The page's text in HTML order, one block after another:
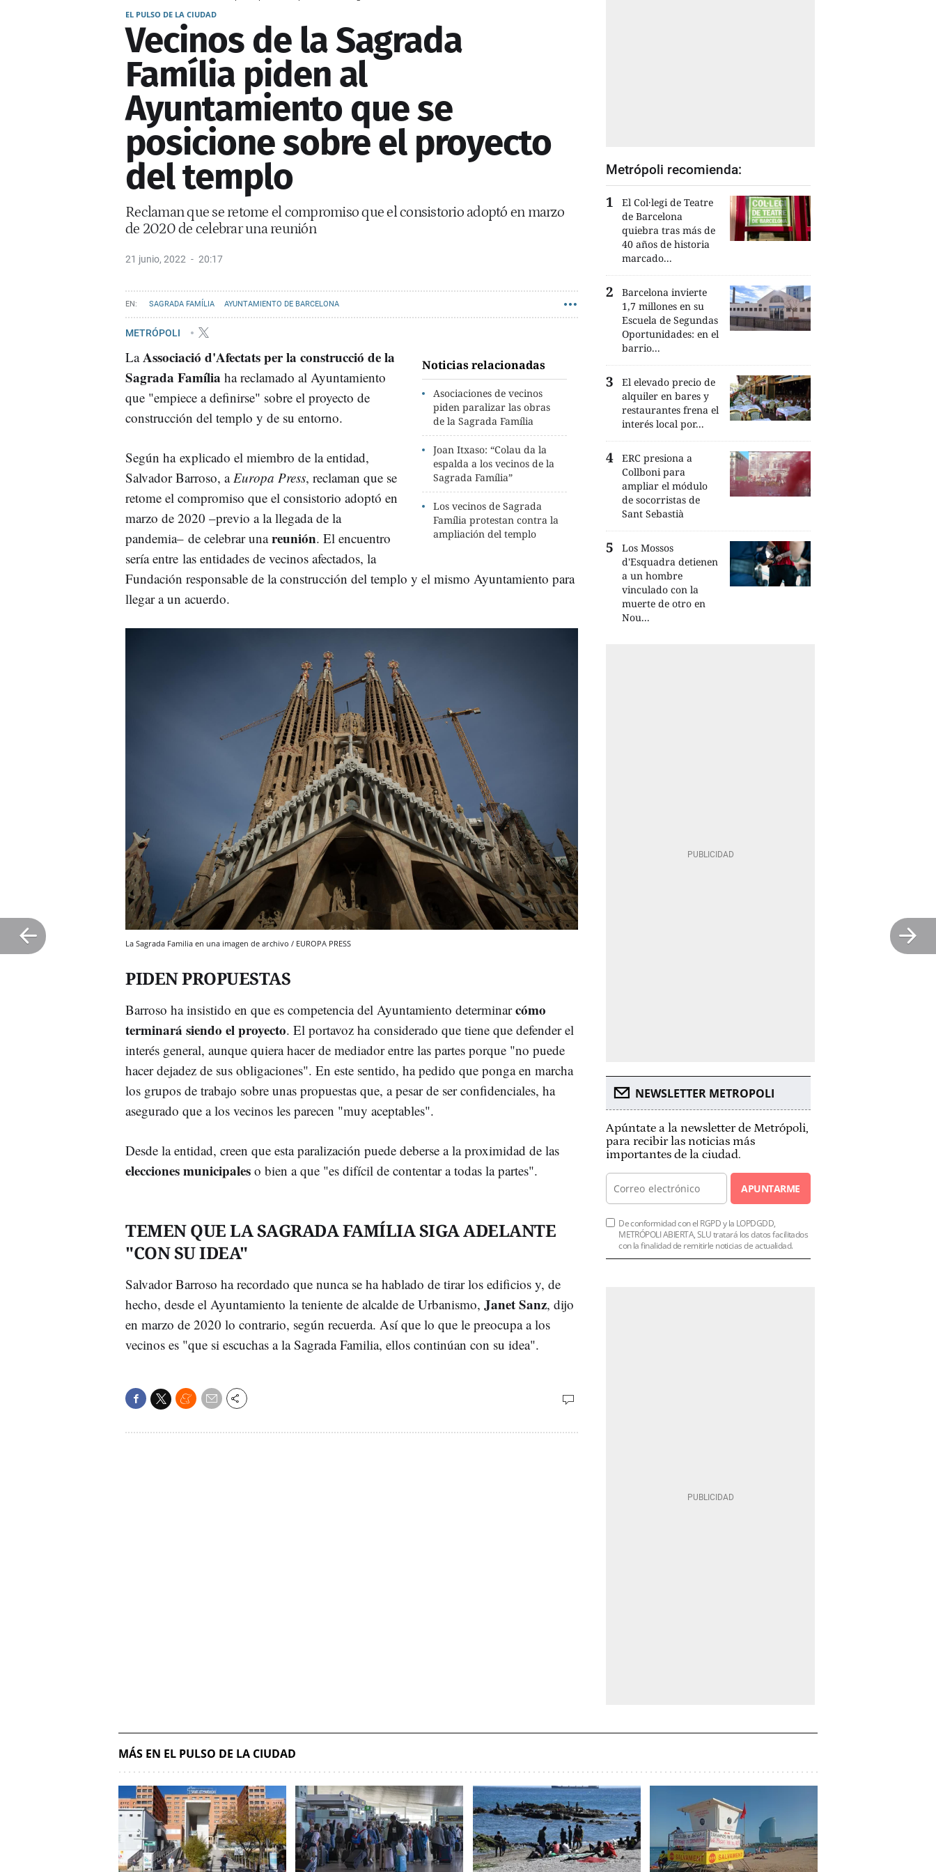
EL PULSO DE LA CIUDAD
Vecinos de la Sagrada
Família piden al
Ayuntamiento que se
posicione sobre el proyecto
del templo
Reclaman que se retome el compromiso que el consistorio adoptó en marzo
de 2020 de celebrar una reunión
21 junio, 2022 20:17
SAGRADA FAMÍLIA AYUNTAMIENTO DE BARCELONA
METRÓPOLI
Noticias relacionadas
Asociaciones de vecinos
piden paralizar las obras
de la Sagrada Família
Joan Itxaso: “Colau da la
espalda a los vecinos de la
Sagrada Família”
Los vecinos de Sagrada
Família protestan contra la
ampliación del templo
LaAssociació d'Afectats per la construcció de la
Sagrada Família ha reclamado al Ayuntamiento
que "empiece a definirse" sobre el proyecto de
construcción del templo y de su entorno.
Según ha explicado el miembro de la entidad,
Salvador Barroso, a Europa Press, reclaman que se
retome el compromiso que el consistorio adoptó en
marzo de 2020 –previo a la llegada de la
pandemia– de celebrar unareunión. El encuentro
sería entre las entidades de vecinos afectados, la
Fundación responsable de la construcción del templo y el mismo Ayuntamiento para
llegar a un acuerdo.
La Sagrada Familia en una imagen de archivo / EUROPA PRESS
PIDEN PROPUESTAS
Barroso ha insistido en que es competencia del Ayuntamiento determinarcómo
terminará siendo el proyecto. El portavoz ha considerado que tiene que defender el
interés general, aunque quiera hacer de mediador entre las partes porque "no puede
hacer dejadez de sus obligaciones". En este sentido, ha pedido que ponga en marcha
los grupos de trabajo sobre unas propuestas que, a pesar de ser confidenciales, ha
asegurado que a los vecinos les parecen "muy aceptables".
Desde la entidad, creen que esta paralización puede deberse a la proximidad de las
elecciones municipales o bien a que "es difícil de contentar a todas la partes".
TEMEN QUE LA SAGRADA FAMÍLIA SIGA ADELANTE
"CON SU IDEA"
Salvador Barroso ha recordado que nunca se ha hablado de tirar los edificios y, de
hecho, desde el Ayuntamiento la teniente de alcalde de Urbanismo, Janet Sanz, dijo
en marzo de 2020 lo contrario, según recuerda. Así que lo que le preocupa a los
vecinos es "que si escuchas a la Sagrada Familia, ellos continúan con su idea".
Metrópoli recomienda:
El Col·legi de Teatre
de Barcelona
quiebra tras más de
40 años de historia
marcado...
Barcelona invierte
1,7 millones en su
Escuela de Segundas
Oportunidades: en el
barrio...
El elevado precio de
alquiler en bares y
restaurantes frena el
interés local por...
ERC presiona a
Collboni para
ampliar el módulo
de socorristas de
Sant Sebastià
Los Mossos
d'Esquadra detienen
a un hombre
vinculado con la
muerte de otro en
Nou...
NEWSLETTER METROPOLI
Apúntate a la newsletter de Metrópoli,
para recibir las noticias más
importantes de la ciudad.
APUNTARME
De conformidad con el RGPD y la LOPDGDD,
METRÓPOLI ABIERTA, SLU tratará los datos facilitados
con la finalidad de remitirle noticias de actualidad.
MÁS EN EL PULSO DE LA CIUDAD